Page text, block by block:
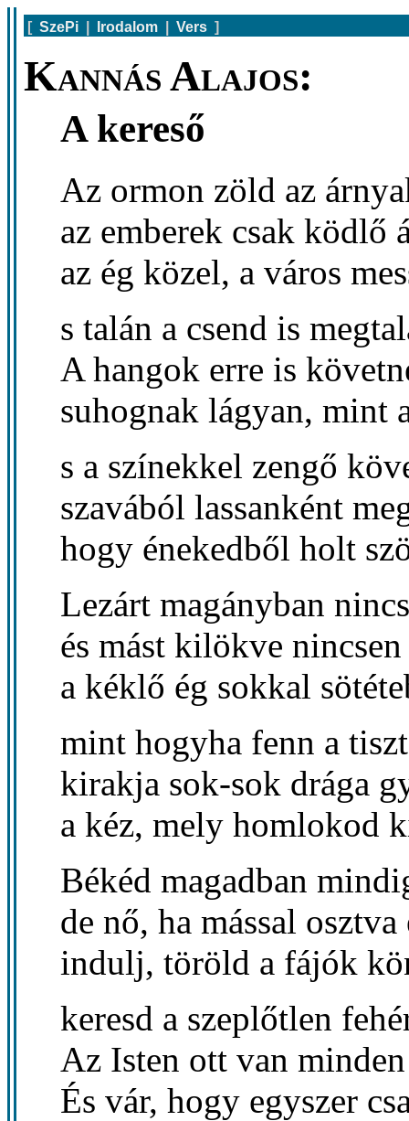
[ SzePi Irodalom Vers ]
Kannás Alajos:
A kereső
Az ormon zöld az
az emberek csak ködlő
az ég közel, a város
s talán a csend is
A hangok erre is
suhognak lágyan, mint
s a színekkel zengő
szavából lassanként
hogy énekedből holt
Lezárt magányban
és mást kilökve
a kéklő ég sokkal
mint hogyha fenn a
kirakja sok-sok drága
a kéz, mely homlokod
Békéd magadban
de nő, ha mással osztva
indulj, töröld a fájók
keresd a szeplőtlen
Az Isten ott van
És vár, hogy egyszer